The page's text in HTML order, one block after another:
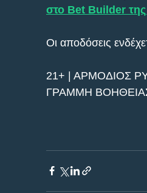
στο Bet Builder
Οι αποδόσεις
21+ | ΑΡΜΟΔΙΟΣ
ΓΡΑΜΜΗ